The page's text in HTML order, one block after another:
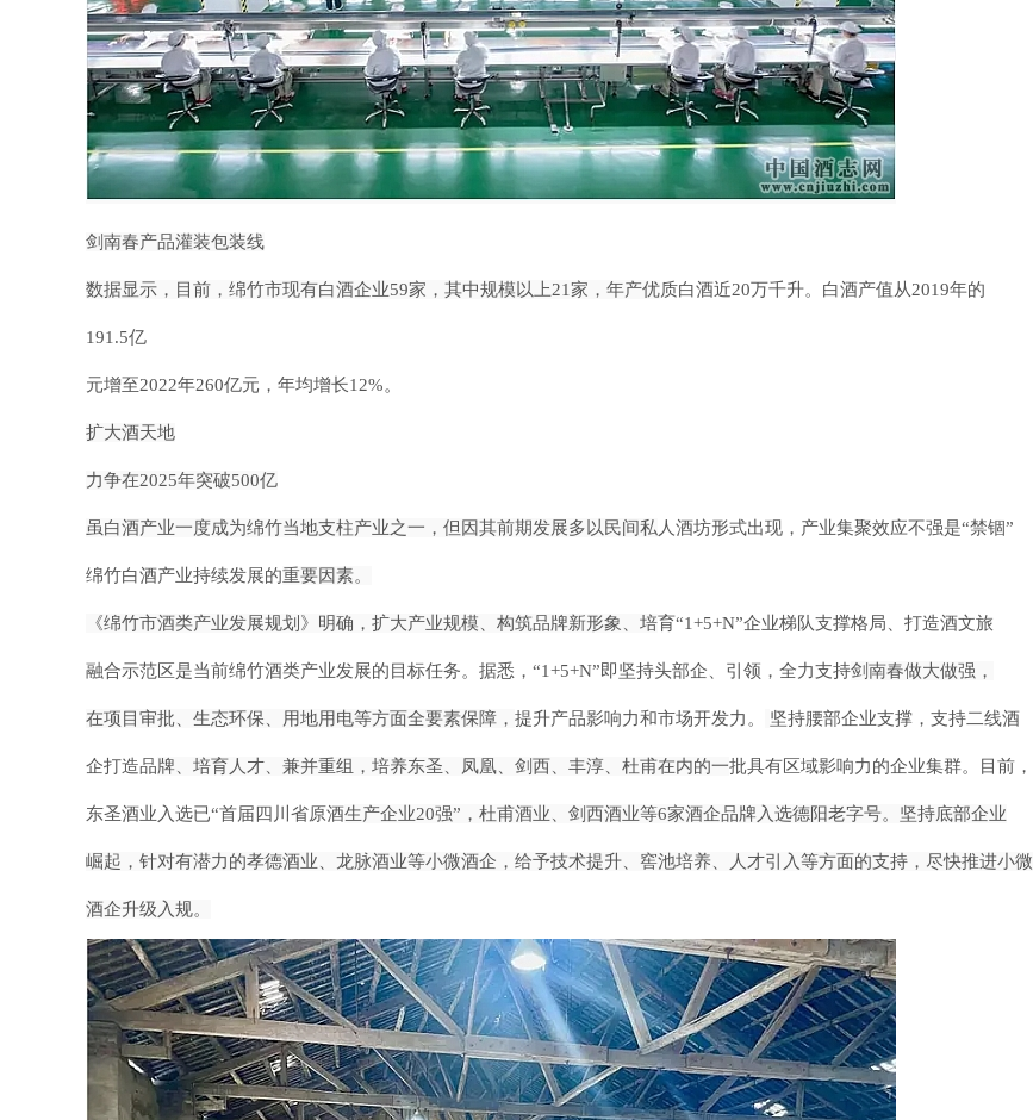
剑南春产品灌装包装线
数据显示，目前，绵竹市现有白酒企业59家，其中规模以上21家，年产优质白酒近20万千升。白酒产值从2019年的
191.5亿
元增至2022年260亿元，年均增长12%。
扩大酒天地
力争在2025年突破500亿
虽白酒产业一度成为绵竹当地支柱产业之一，但因其前期发展多以民间私 人酒坊形式出现，产业集聚效应不强是“禁锢”
绵竹白酒产业持续发展的重要因素。
《绵竹市酒类产业发展规划》明确，扩大产业规模、构筑品牌新形象、培育“1+5+N”企业梯队支撑格局、打造酒文旅
融合示范区是当前绵竹酒类产业发展的目标任务。据悉， “1+5+N”即坚持头部企、引领，全力支持剑南春做大做强，
在项目审批、 生态环保、用地用电等方面全要素保障， 提升产品影响力和市场开发力。 坚持腰部企业支撑，支持二线酒
企打造品牌、培育人才、 兼并重组，培养东圣、凤凰、剑西、丰淳、杜甫在内的一批具有区域影响力的企业集群。目前，
东圣酒业入选已“首届四川省原酒生产企业20强”，杜甫酒业、剑西酒业等6家酒企品牌入选德阳老字号。 坚持底部企业
崛起，针对有潜力的孝德酒业、龙脉酒业等小微酒企，给予技术提升、窖池培养、人才引入等方面的支持，尽快推进小微
酒企升级入规。